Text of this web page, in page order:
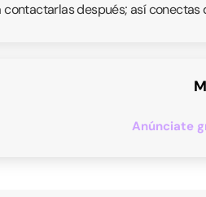
después; así
Anúnciate